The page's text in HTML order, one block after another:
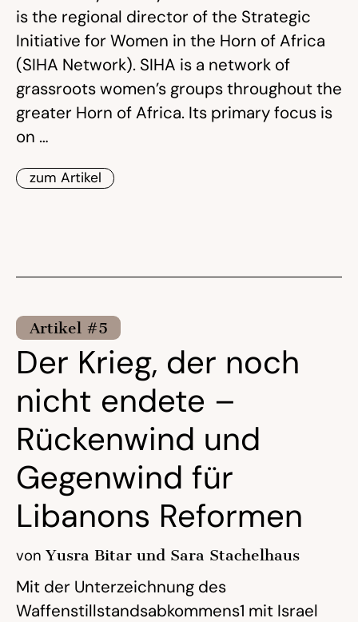
is the regional director of the Strategic
Initiative for Women in the Horn of Africa
(SIHA Network). SIHA is a network of
grassroots women’s groups throughout the
greater Horn of Africa. Its primary focus is
on …
zum Artikel
Artikel #5
Der Krieg, der noch
nicht endete –
Rückenwind und
Gegenwind für
Libanons Reformen
von Yusra Bitar und Sara Stachelhaus
Mit der Unterzeichnung des
Waffenstillstandsabkommens1 mit Israel